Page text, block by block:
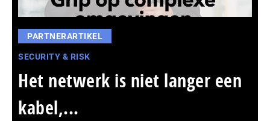
PARTNERARTIKEL
SECURITY & RISK
Het netwerk is niet langer een
kabel,...